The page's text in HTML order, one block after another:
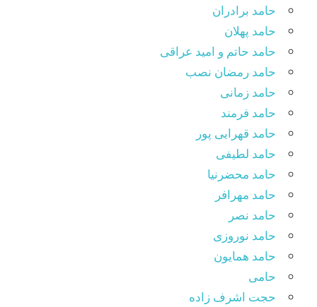
حامد برادران
حامد پهلان
حامد حاتم و امید عراقی
حامد رمضان نصب
حامد زمانی
حامد فرمند
حامد قهرایی پور
حامد لطیفی
حامد محضرنیا
حامد مهرافر
حامد نصر
حامد نوروزی
حامد همایون
حامی
حجت اشرف زاده